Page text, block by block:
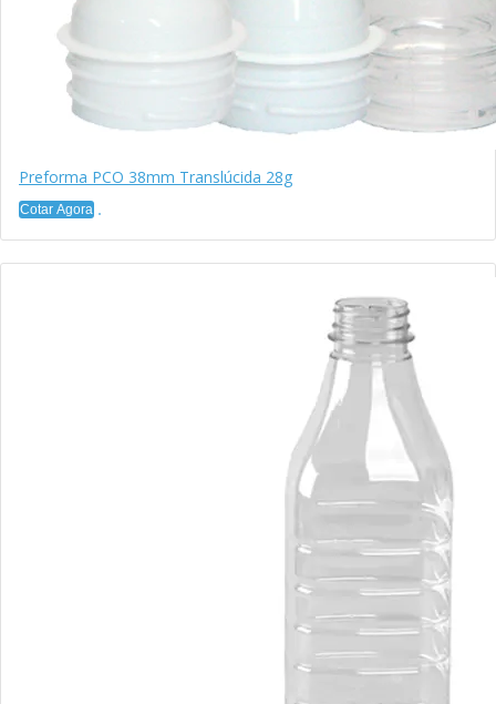
Preforma PCO 38mm Translúcida 28g
Cotar Agora